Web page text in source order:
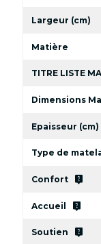
Largeur (cm)
Matière
TITRE LISTE
Dimensions
Epaisseur (cm)
Type de
Confort live_help
Accueil live_help
Soutien live_help